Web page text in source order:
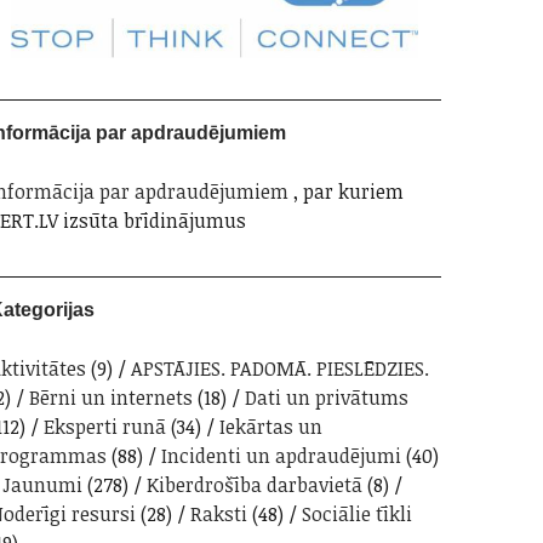
par apdraudējumiem
par apdraudējumiem, par kuriem
izsūta brīdinājumus
(9)
APSTĀJIES. PADOMĀ. PIESLĒDZIES.
Bērni un internets (18)
Dati un privātums
Eksperti runā(34)
Iekārtas un
(88) Incidenti un apdraudējumi(40)
Jaunumi(278) Kiberdrošība darbavietā(8)
resursi(28) Raksti(48)
Sociālie tīkli